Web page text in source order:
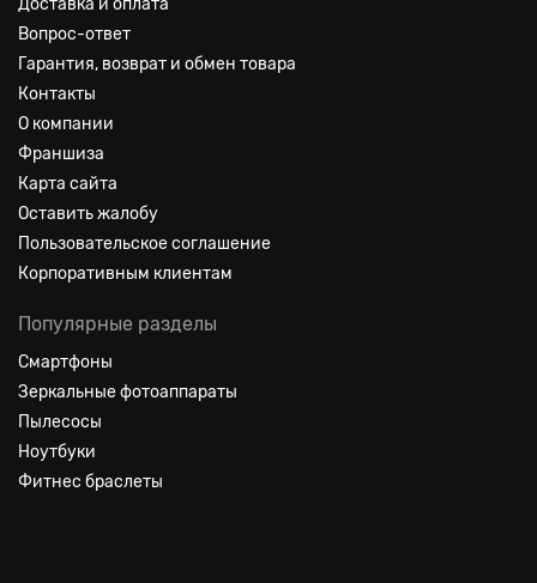
Доставка и оплата
Вопрос-ответ
Гарантия, возврат и обмен товара
Контакты
О компании
Франшиза
Карта сайта
Оставить жалобу
Пользовательское соглашение
Корпоративным клиентам
Популярные разделы
Смартфоны
Зеркальные фотоаппараты
Пылесосы
Ноутбуки
Фитнес браслеты